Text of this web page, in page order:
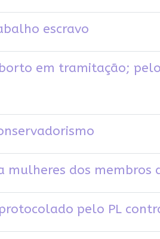
escravo
em tramitação;
dos membros
pelo PL